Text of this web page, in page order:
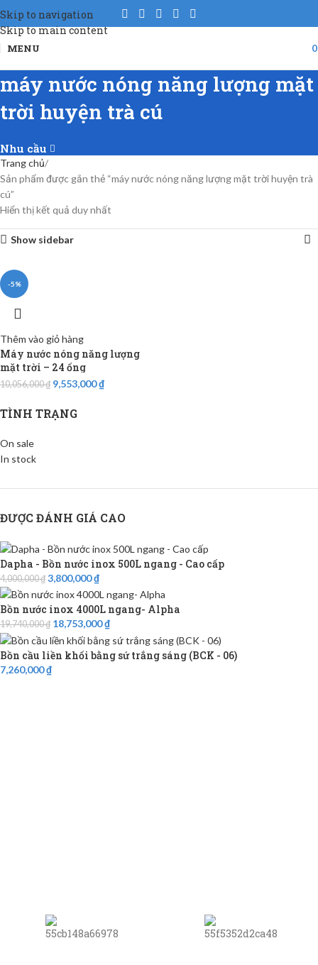
Skip to navigation
Skip to main content
MENU
máy nước nóng năng lượng mặt
trời huyện trà cú
Nhu cầu
TÌNH TRẠNG
On sale
In stock
ĐƯỢC ĐÁNH GIÁ CAO
Dapha - Bồn nước inox 500L ngang - Cao cấp
4,000,000₫ 3,800,000₫
Bồn nước inox 4000L ngang- Alpha
19,740,000₫ 18,753,000₫
Bồn cầu liền khối bằng sứ trắng sáng (BCK - 06)
7,260,000₫
Trang chủ
Sản phẩm được gắn thẻ “máy nước nóng năng lượng mặt trời huyện trà
cú”
Hiển thị kết quả duy nhất
Show sidebar
-5%
Thêm vào giỏ hàng
Máy nước nóng năng lượng
mặt trời – 24 ống
10,056,000₫ 9,553,000₫